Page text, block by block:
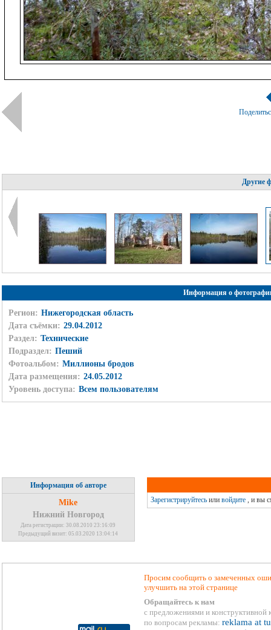
Другие
Информация о
Регион: Нижегородская область
Дата съёмки: 29.04.2012
Раздел: Технические
Подраздел: Пеший
Фотоальбом: Миллионы бродов
Дата размещения: 24.05.2012
Уровень доступа: Всем пользователям
Информация об авторе
Mike
Нижний Новгород
Дата регистрации: 30.08.2010 23:16:09
Предыдущий визит: 05.03.2020 13:04:14
Зарегистрируйтесьили войдите, и вы
Просим сообщить о замеченных
улучшить на этой странице
Обращайтесь к нам
с предложениями и конструктивной
по вопросам рекламы: reklama at